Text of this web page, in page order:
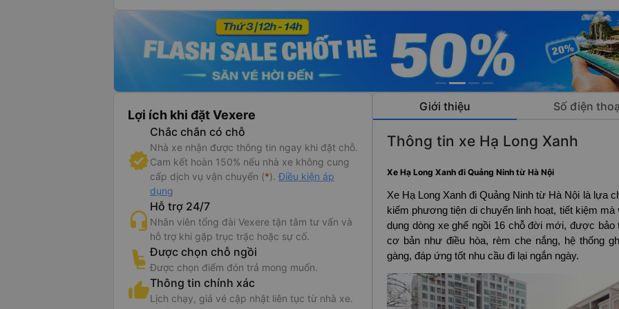
Lợi ích khi đặt Vexere
Chắc chắn có chỗ
Nhà xe nhận được thông tin ngay khi đặt chỗ.
Cam kết hoàn 150% nếu nhà xe không cung
cấp dịch vụ vận chuyển (*). Điều kiện áp
dụng
Hỗ trợ 24/7
Nhân viên tổng đài Vexere tận tâm tư vấn và
hỗ trợ khi gặp trục trặc hoặc sự cố.
Được chọn chỗ ngồi
Được chọn điểm đón trả mong muốn.
Thông tin chính xác
Lịch chạy, giá vé cập nhật liên tục từ nhà xe.
Giới thiệu Số điện
Thông tin xe Hạ Long Xanh
Xe Hạ Long Xanh đi Quảng Ninh từ Hà Nội
Xe Hạ Long Xanh đi Quảng Ninh từ Hà Nội là lựa
kiếm phương tiện di chuyển linh hoạt, tiết kiệm
dụng dòng xe ghế ngồi 16 chỗ đời mới, được
cơ bản như điều hòa, rèm che nắng, hệ thống
gàng, đáp ứng tốt nhu cầu đi lại ngắn ngày.